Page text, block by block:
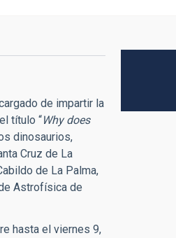
de impartir la
título “Why does
dinosaurios,
Cruz de La
de La Palma,
Astrofísica de
hasta el viernes 9,